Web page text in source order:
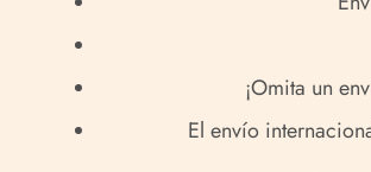
¡Omita un
El envío